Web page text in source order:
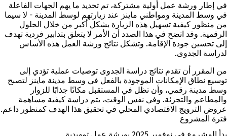
في إطار ورشة عمل أولية مشتركة، تم تحديد ما يهم الجهات الفاعلة
في وسط المدينة ومواطني ماينز عند زيارتهم لوسط المدينة - لا سيما
من منظور كيفية تسهيل هذه الزيارة بشكل أكبر من خلال الحلول
الرقمية. وقد اتضح في هذا الصدد أن الأمر لا يتعلق بتدابير فردية تهدف
إلى تحسين جودة الإقامة. وتشكل نتائج ورشة العمل هذه الأساس
لدراسة الجدوى.
من المقرر أن تقدم نتائج دراسة الجدوى توصيات عملية تؤدي إلى
توسيع نطاق الإمكانات الموجودة بالفعل في وسط مدينة ماينز لتصبح
وسط مدينة رقمي، وأن تظل في المستقبل مكانًا جذابًا للزوار
والمطاعم والتجزئة. وفي نفس الوقت، يتم دراسة كيفية مساهمة
عروض الترويج الاقتصادي المحلي في تحقيق هذا الهدف كمنظور داعم.
فترة المشروع